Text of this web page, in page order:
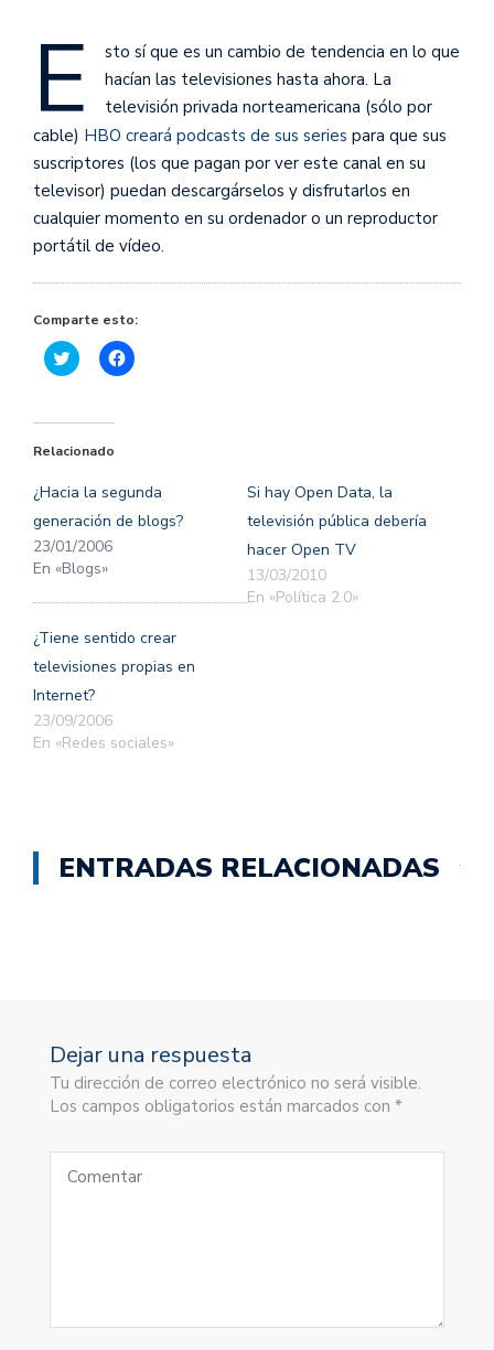
E
sto sí que es un cambio de tendencia en lo que
hacían las televisiones hasta ahora. La
televisión privada norteamericana (sólo por
cable) HBO creará podcasts de sus series para que sus
suscriptores (los que pagan por ver este canal en su
televisor) puedan descargárselos y disfrutarlos en
cualquier momento en su ordenador o un reproductor
portátil de vídeo.
Comparte esto:
Haz
clic
Twitter
abre
una
ventana
nueva)
Haz
clic
una
ventana
nueva)
Relacionado
¿Hacia la segunda
generación de blogs?
23/01/2006
En «Blogs»
Si hay Open Data, la
televisión pública debería
hacer Open TV
13/03/2010
En «Política 2.0»
¿Tiene sentido crear
televisiones propias en
Internet?
23/09/2006
En «Redes sociales»
ENTRADAS RELACIONADAS
Dejar una respuesta
Tu dirección de correo electrónico no será visible.
Los campos obligatorios están marcados con *